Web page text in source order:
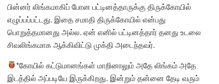
பின்னர் லிங்கமாகிப் போன பட்டினத்தாருக்கு திருக்கோயில்
எழுப்பப்பட்டது. இதை சமாதி திருக்கோயில் என்பது
பொறுத்தமானது அல்ல. ஏன் எனில் பட்டினத்தார் தனது உடலை
சிவலிங்கமாக ஆக்கிவிட்டு முக்தி அடைந்தவர்.
*கோயில் கட்டுமானங்கள் மாறினாலும் அதே லிங்கம் அதே
இடத்தில் அப்படியே இருக்கிறது. இன்றும் தன்னை தேடி வரும்